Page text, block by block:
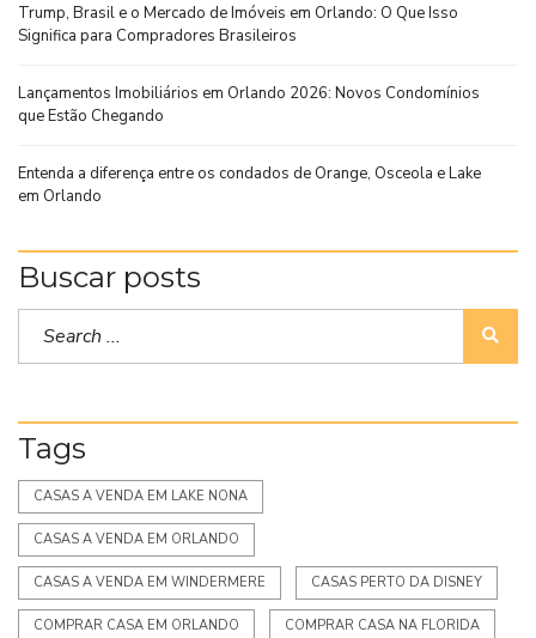
Trump, Brasil e o Mercado de Imóveis em Orlando: O Que Isso
Significa para Compradores Brasileiros
Lançamentos Imobiliários em Orlando 2026: Novos Condomínios
que Estão Chegando
Entenda a diferença entre os condados de Orange, Osceola e Lake
em Orlando
Buscar posts
Tags
CASAS A VENDA EM LAKE NONA
CASAS A VENDA EM ORLANDO
CASAS A VENDA EM WINDERMERE CASAS PERTO DA DISNEY
COMPRAR CASA EM ORLANDO COMPRAR CASA NA FLORIDA